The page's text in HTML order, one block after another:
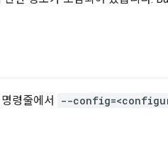
령줄에서 --